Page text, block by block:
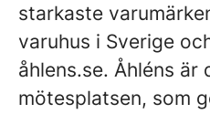
starkaste
varuhus i Sverige
åhlens.se. Åhléns är
mötesplatsen, som